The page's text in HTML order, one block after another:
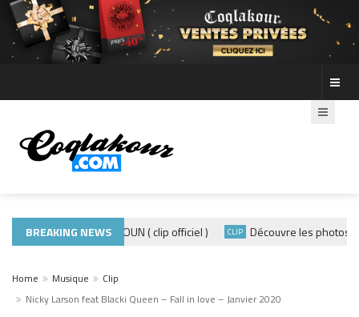
BREAKING NEWS
ADE440 – GRAMOUN ( clip officiel ) CLIP Découvre les photos de la
Home Musique
Clip
Nicky Larson feat Blacki Queen – Fall in love – Janvier 2020